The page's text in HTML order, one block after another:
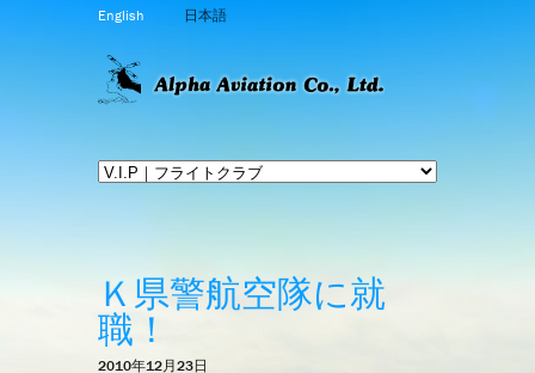
English 日本語
Ｋ県警航空隊に就
職！
2010年12月23日